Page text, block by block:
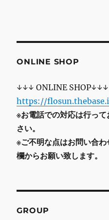
ONLINE SHOP
↓↓↓ ONLINE SHOP↓↓↓
https://
※お電話での対応は行っ
さい。
※ご不明な点はお問い合
欄からお願い致します。
GROUP